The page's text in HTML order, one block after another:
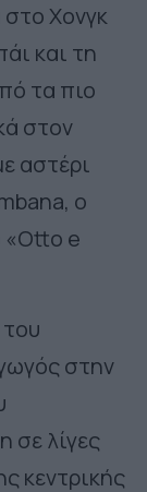
Χονγκ
και τη
τα πιο
στον
αστέρι
ο
«Otto e
στην
σε λίγες
κεντρικής